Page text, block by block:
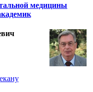
медицины